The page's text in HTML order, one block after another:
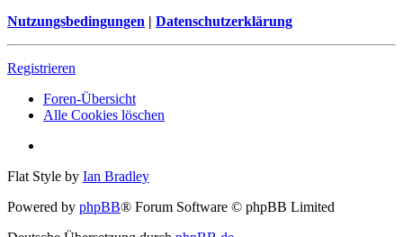
Nutzungsbedingungen | Datenschutzerklärung
Registrieren
Foren-Übersicht
Alle Cookies löschen
Flat Style by Ian Bradley
Powered by phpBB® Forum Software © phpBB Limited